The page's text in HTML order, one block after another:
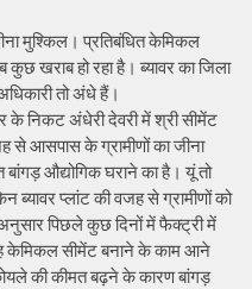
मुश्किल। प्रतिबंधित केमिकल
खराब हो रहा है। ब्यावर का जिला
तो अंधे हैं।
के निकट अंधेरी देवरी में श्री सीमेंट
से आसपास के ग्रामीणों का जीना
औद्योगिक घराने का है। यूं तो
ब्यावर प्लांट की वजह से ग्रामीणों को
पिछले कुछ दिनों में फैक्ट्री में
केमिकल सीमेंट बनाने के काम आने
की कीमत बढ़ने के कारण बांगड़